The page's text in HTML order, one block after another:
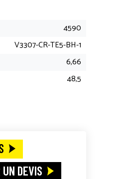
4590
V3307-CR-TE5-BH-1
6,66
48,5
UN DEVIS